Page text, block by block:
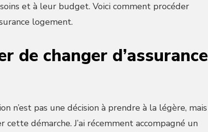
et à leur budget. Voici comment procéder
logement.
de changer d’assurance
n’est pas une décision à prendre à la légère, mais
démarche. J’ai récemment accompagné un